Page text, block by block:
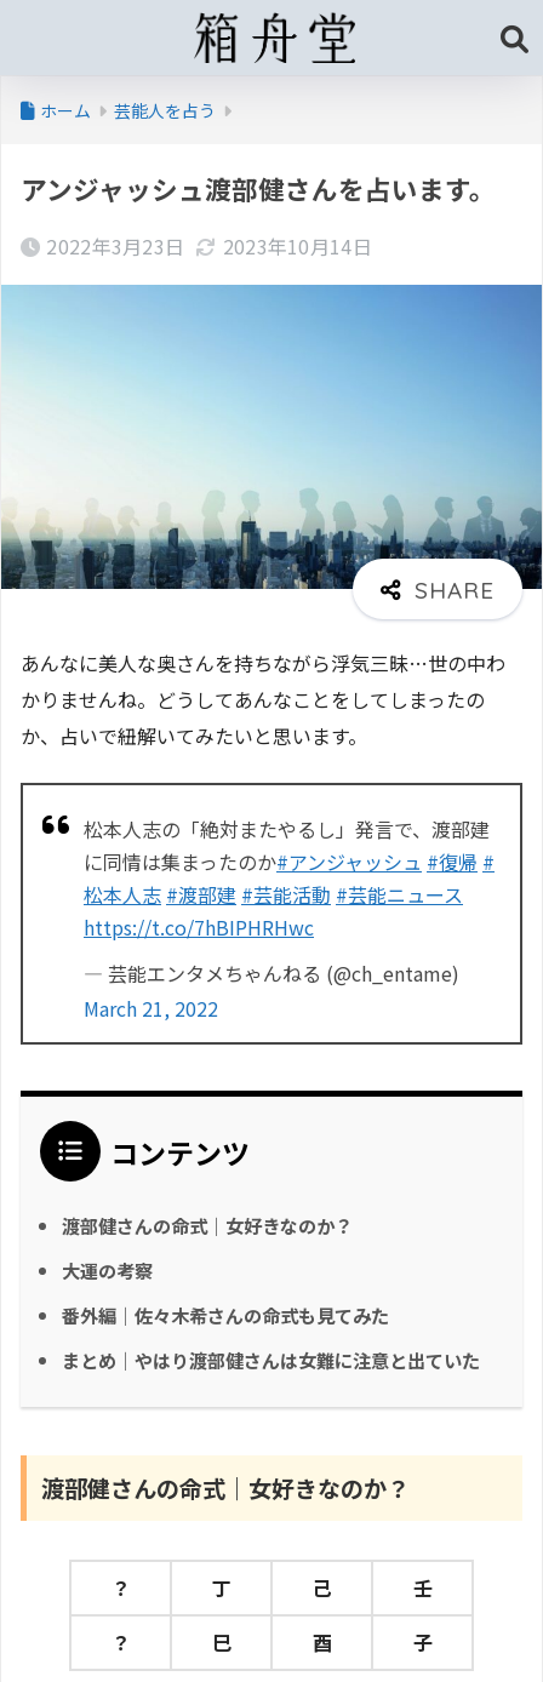
ホーム 芸能人を占う
アンジャッシュ渡部健さんを占います。
2022年3月23日 2023年10月14日
あんなに美人な奥さんを持ちながら浮気三昧…世の中わ
かりませんね。どうしてあんなことをしてしまったの
か、占いで紐解いてみたいと思います。
松本人志の「絶対またやるし」発言で、渡部建
に同情は集まったのか#アンジャッシュ #復帰 #
松本人志 #渡部建 #芸能活動 #芸能ニュース
https://t.co/7hBIPHRHwc
— 芸能エンタメちゃんねる (@ch_entame)
March 21, 2022
コンテンツ
渡部健さんの命式｜女好きなのか？
大運の考察
番外編｜佐々木希さんの命式も見てみた
まとめ｜やはり渡部健さんは女難に注意と出ていた
渡部健さんの命式｜女好きなのか？
？ 丁 己
壬
？
巳 酉 子